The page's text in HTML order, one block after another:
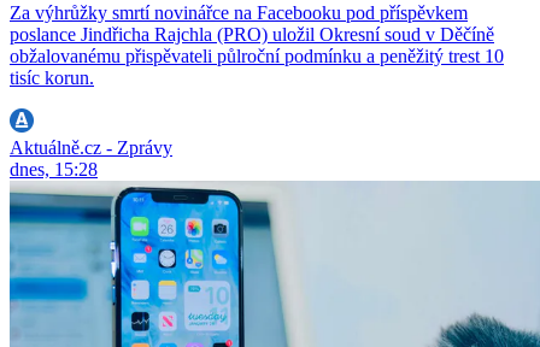
Za výhrůžky smrtí novinářce na Facebooku pod příspěvkem
poslance Jindřicha Rajchla (PRO) uložil Okresní soud v Děčíně
obžalovanému přispěvateli půlroční podmínku a peněžitý trest 10
tisíc korun.
Aktuálně.cz - Zprávy
dnes, 15:28